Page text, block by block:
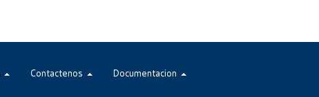
Contactenos Documentacion